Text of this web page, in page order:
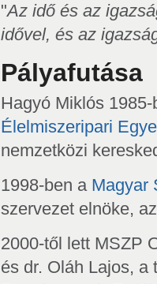
"Az idő és az
idővel, és az
Pályafutása
Hagyó Miklós
Élelmiszeripari
nemzetközi
1998-ben a Magyar
szervezet elnöke,
2000-től lett MSZP
és dr. Oláh Lajos, a